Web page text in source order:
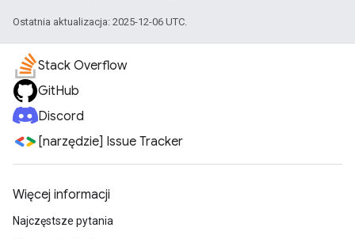
Ostatnia aktualizacja: 2025-12-06 UTC.
Stack Overflow
GitHub
Discord
[narzędzie] Issue Tracker
Więcej informacji
Najczęstsze pytania